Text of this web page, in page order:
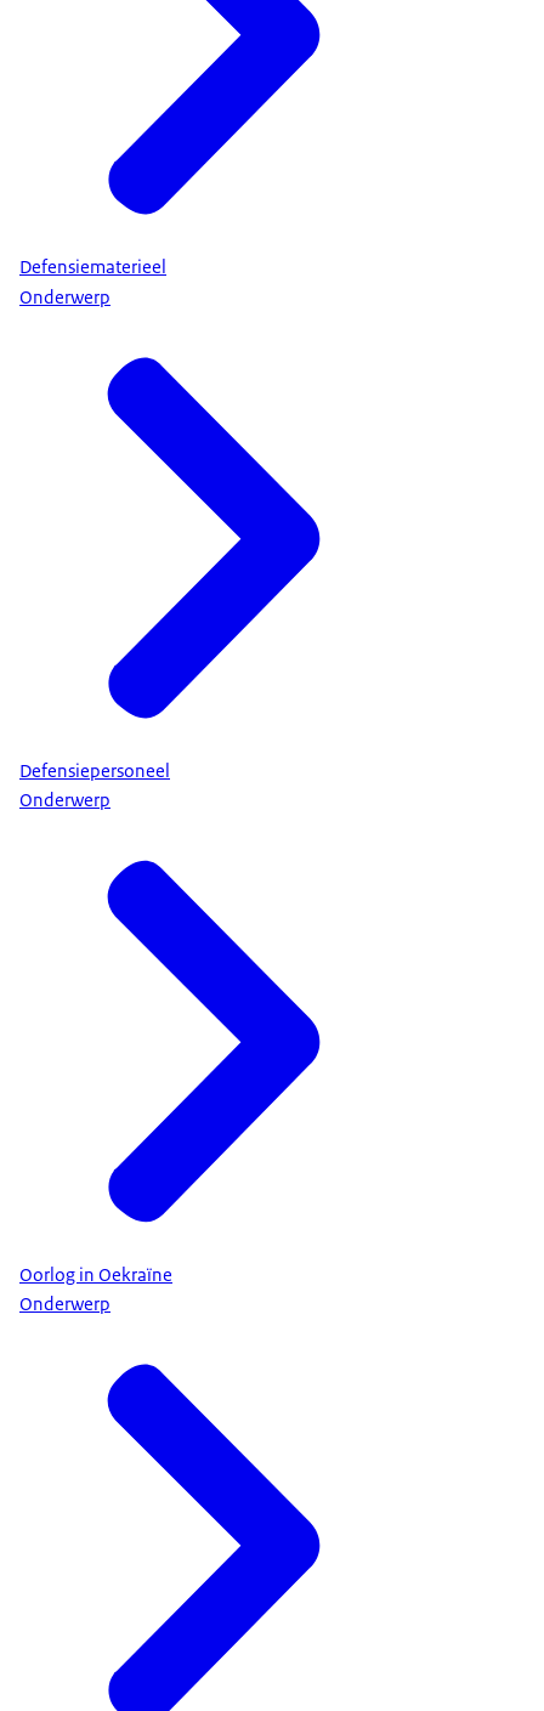
Defensiematerieel
Onderwerp
Defensiepersoneel
Onderwerp
Oorlog in Oekraïne
Onderwerp